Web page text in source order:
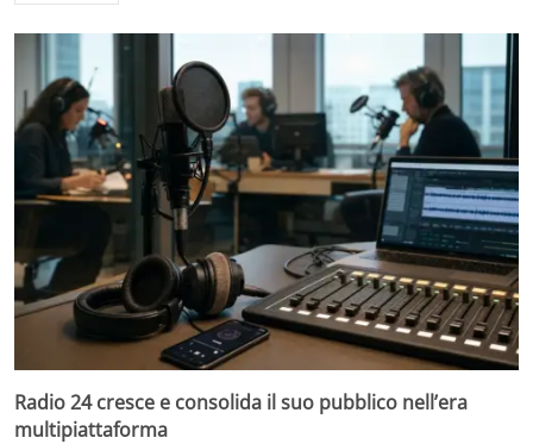
Radio 24 cresce e consolida il suo pubblico nell’era
multipiattaforma